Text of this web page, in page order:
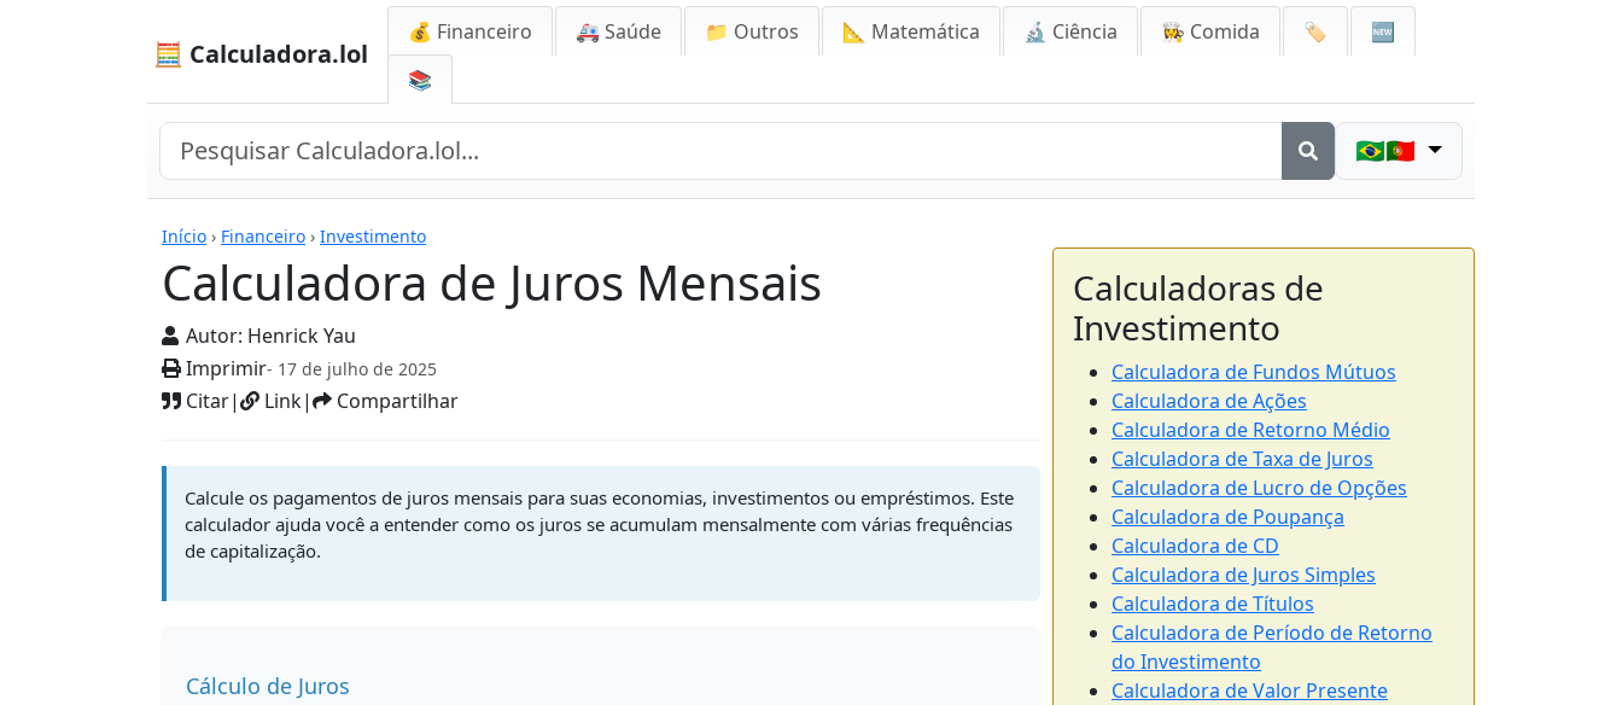
🧮 Calculadora.lol
💰 Financeiro 🚑 Saúde 📁 Outros 📐 Matemática 🔬 Ciência 👩‍🍳 Comida 🏷️
🆕
📚
🇧🇷🇵🇹
Início › Financeiro › Investimento
Calculadora de Juros Mensais
Autor: Henrick Yau
Imprimir- 17 de julho de 2025
Citar| Link| Compartilhar
Calculadoras
Calcule os pagamentos de juros mensais para suas economias, investimentos ou empréstimos. Este
calculador ajuda você a entender como os juros se acumulam mensalmente com várias frequências
de capitalização.
Cálculo de Juros
Calculadoras de
Investimento
Calculadora de Fundos Mútuos
Calculadora de Ações
Calculadora de Retorno Médio
Calculadora de Taxa de Juros
Calculadora de Lucro de Opções
Calculadora de Poupança
Calculadora de CD
Calculadora de Juros Simples
Calculadora de Títulos
Calculadora de Período de Retorno
do Investimento
Calculadora de Valor Presente